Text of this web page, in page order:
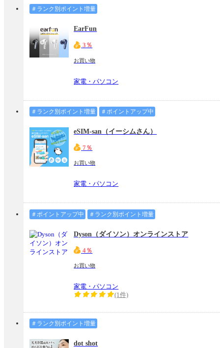
＃ランク別ポイント増量
EarFun
3％
お買い物
家電・パソコン
＃ランク別ポイント増量 ＃ポイントアップ中
eSIM-san（イーシムさん）
7％
お買い物
家電・パソコン
＃ポイントアップ中 ＃ランク別ポイント増量
Dyson（ダイソン）オンラインストア
4％
お買い物
家電・パソコン
(1件)
＃ランク別ポイント増量
dot shot